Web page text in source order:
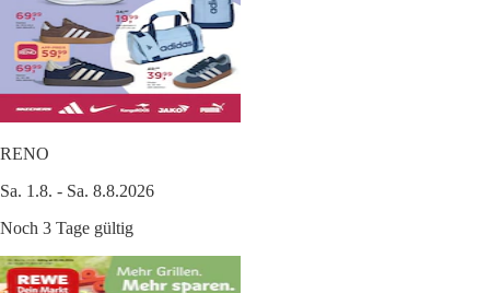
RENO
Sa. 1.8. - Sa. 8.8.2026
Noch 3 Tage gültig